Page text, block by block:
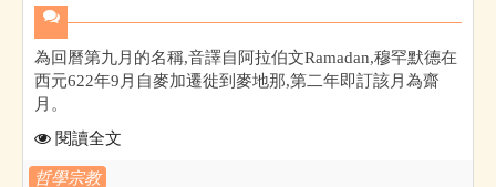
為回曆第九月的名稱,音譯自阿拉伯文Ramadan,穆罕默德在
西元622年9月自麥加遷徙到麥地那,第二年即訂該月為齋
月。
閱讀全文
哲學宗教